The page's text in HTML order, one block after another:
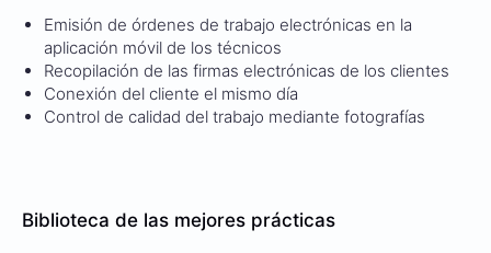
Emisión de órdenes de trabajo electrónicas en la
aplicación móvil de los técnicos
Recopilación de las firmas electrónicas de los clientes
Conexión del cliente el mismo día
Control de calidad del trabajo mediante fotografías
Biblioteca de las mejores prácticas